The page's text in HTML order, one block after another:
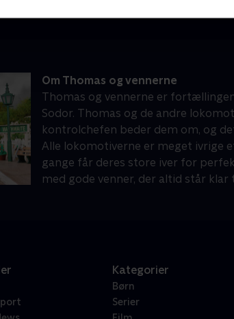
Om Thomas og vennerne
Thomas og vennerne er
Sodor. Thomas og de andre
kontrolchefen beder dem om, og
Alle lokomotiverne er meget ivrige
gange får deres store iver for
med gode venner, der altid står
Kategorier
Børn
Serier